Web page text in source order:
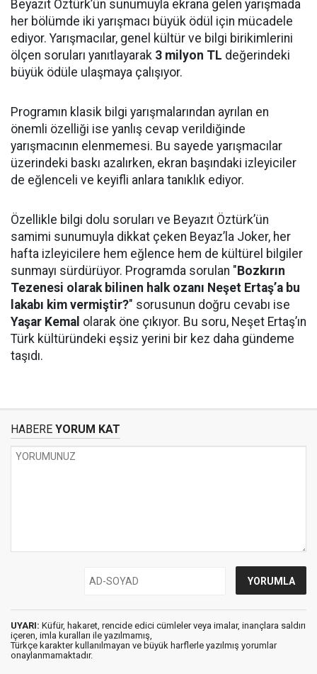
Beyazıt Öztürk’ün sunumuyla ekrana gelen yarışmada
her bölümde iki yarışmacı büyük ödül için mücadele
ediyor. Yarışmacılar, genel kültür ve bilgi birikimlerini
ölçen soruları yanıtlayarak 3 milyon TL değerindeki
büyük ödüle ulaşmaya çalışıyor.
Programın klasik bilgi yarışmalarından ayrılan en
önemli özelliği ise yanlış cevap verildiğinde
yarışmacının elenmemesi. Bu sayede yarışmacılar
üzerindeki baskı azalırken, ekran başındaki izleyiciler
de eğlenceli ve keyifli anlara tanıklık ediyor.
Özellikle bilgi dolu soruları ve Beyazıt Öztürk’ün
samimi sunumuyla dikkat çeken Beyaz’la Joker, her
hafta izleyicilere hem eğlence hem de kültürel bilgiler
sunmayı sürdürüyor. Programda sorulan " Bozkırın
Tezenesi olarak bilinen halk ozanı Neşet Ertaş’a bu
lakabı kim vermiştir?" sorusunun doğru cevabı ise
Yaşar Kemal olarak öne çıkıyor. Bu soru, Neşet Ertaş’ın
Türk kültüründeki eşsiz yerini bir kez daha gündeme
taşıdı.
HABERE YORUM KAT
UYARI: Küfür, hakaret, rencide edici cümleler veya imalar, inançlara saldırı
içeren, imla kuralları ile yazılmamış,
Türkçe karakter kullanılmayan ve büyük harflerle yazılmış yorumlar
onaylanmamaktadır.